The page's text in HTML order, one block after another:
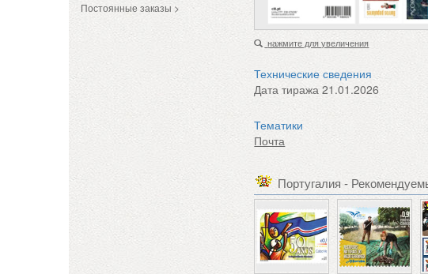
Постоянные заказы >
нажмите для увеличения
Технические сведения
Дата тиража 21.01.2026
Тематики
Почта
Португалия -